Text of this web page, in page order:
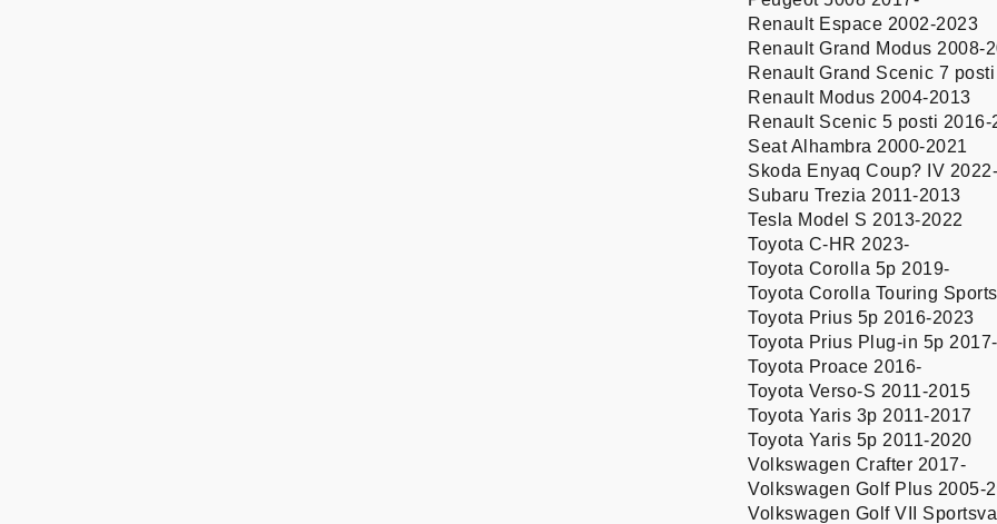
Renault Espace 2002-2023
Renault Grand Modus 2008-
Renault Grand Scenic 7
Renault Modus 2004-2013
Renault Scenic 5 posti 2016-
Seat Alhambra 2000-2021
Skoda Enyaq Coup? IV 2022-
Subaru Trezia 2011-2013
Tesla Model S 2013-2022
Toyota C-HR 2023-
Toyota Corolla 5p 2019-
Toyota Corolla Touring
Toyota Prius 5p 2016-2023
Toyota Prius Plug-in 5p 2017-
Toyota Proace 2016-
Toyota Verso-S 2011-2015
Toyota Yaris 3p 2011-2017
Toyota Yaris 5p 2011-2020
Volkswagen Crafter 2017-
Volkswagen Golf Plus 2005-
Volkswagen Golf VII